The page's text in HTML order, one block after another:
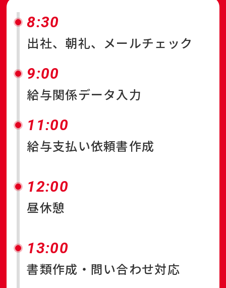
8:30
出社、朝礼、メールチェック
9:00
給与関係データ入力
11:00
給与支払い依頼書作成
12:00
昼休憩
13:00
書類作成・問い合わせ対応